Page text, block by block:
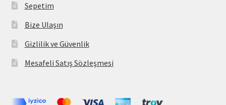
Sepetim
Bize Ulaşın
Gizlilik ve Güvenlik
Mesafeli Satış Sözleşmesi